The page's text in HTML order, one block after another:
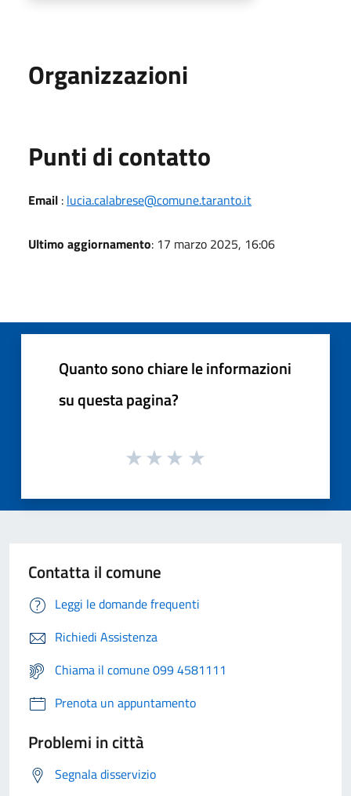
Organizzazioni
Punti di contatto
Email : lucia.calabrese@comune.taranto.it
Ultimo aggiornamento: 17 marzo 2025, 16:06
Quanto sono chiare le informazioni
su questa pagina?
Contatta il comune
Leggi le domande frequenti
Richiedi Assistenza
Chiama il comune 099 4581111
Prenota un appuntamento
Problemi in città
Segnala disservizio